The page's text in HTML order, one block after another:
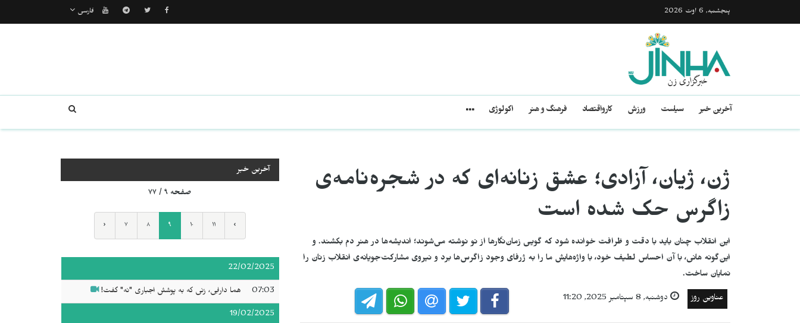
پنجشنبه, 6 اوت 2026 فارسی
آخرین خبر سیاست ورزش کارواقتصاد فرهنگ و هنر اکولوژی
ژن، ژیان، آزادی؛ عشق زنانه‌ای که در شجره‌نامه‌ی
زاگرس حک شده است
این انقلاب چنان باید با دقت و ظرافت خوانده شود که گویی زمان‌نگارها از نو نوشته می‌شوند؛ اندیشه‌ها در هنر دم بکشند. و
این‌گونه هانی، با آن احساس لطیف خود، با واژه‌هایش ما را به ژرفای وجود زاگرس‌ها برد و نیروی مشارکت‌جویانه‌ی انقلاب زنان را
نمایان ساخت.
عناوین روز دوشنبه, 8 سپتامبر 2025, 11:20
آخرین خبر
صفحه ۹ / ۷۷
‹ ۷ ۸ ۹ ۱۰ ۱۱ ›
22/02/2025
07:03 هما دارابی، زنی که به پوشش اجباری "نه" گفت!
19/02/2025